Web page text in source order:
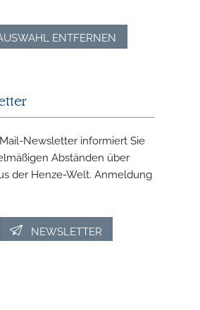
ENTFERNEN
Newsletter informiert Sie
Abständen über
der Henze-Welt. Anmeldung
NEWSLETTER